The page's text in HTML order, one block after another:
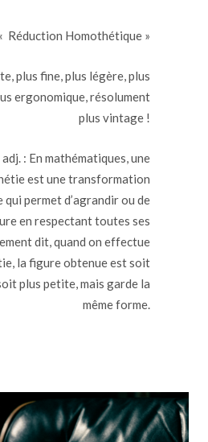
Réduction Homothétique »
plus fine, plus légère, plus
ergonomique, résolument
plus vintage !
: En mathématiques, une
est une transformation
permet d’agrandir ou de
en respectant toutes ses
dit, quand on effectue
la figure obtenue est soit
plus petite, mais garde la
même forme.